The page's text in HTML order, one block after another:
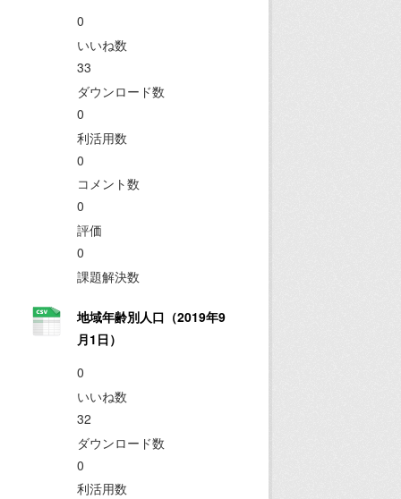
0
いいね数
33
ダウンロード数
0
利活用数
0
コメント数
0
評価
0
課題解決数
地域年齢別人口（2019年9
月1日）
0
いいね数
32
ダウンロード数
0
利活用数